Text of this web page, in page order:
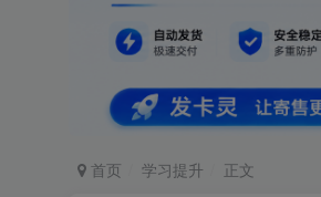
首页 学习提升 正文